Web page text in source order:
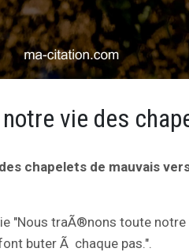
chapelets de mauvais
"Nous traÃ®nons toute
buter Ã chaque pas.".